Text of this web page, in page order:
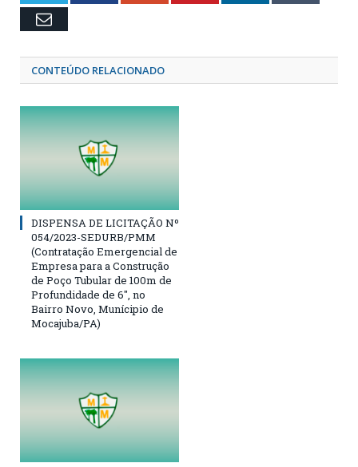
Email
CONTEÚDO RELACIONADO
DISPENSA DE LICITAÇÃO Nº
054/2023-SEDURB/PMM
(Contratação Emergencial de
Empresa para a Construção
de Poço Tubular de 100m de
Profundidade de 6″, no
Bairro Novo, Munícipio de
Mocajuba/PA)